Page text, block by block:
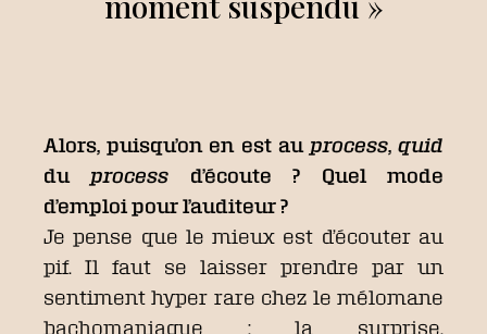
Alors, puisqu’on en est au process,quid
du process d’écoute ? Quel mode
d’emploi pour l’auditeur ?
Je pense que le mieux est d’écouter au
pif. Il faut se laisser prendre par un
sentiment hyper rare chez le mélomane
bachomaniaque : la surprise.